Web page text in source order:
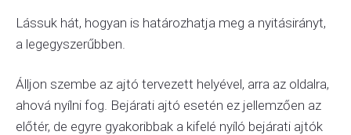
Lássuk hát, hogyan is határozhatja meg a nyitásirányt,
a legegyszerűbben.
Álljon szembe az ajtó tervezett helyével, arra az oldalra,
ahová nyílni fog. Bejárati ajtó esetén ez jellemzően az
előtér, de egyre gyakoribbak a kifelé nyíló bejárati ajtók